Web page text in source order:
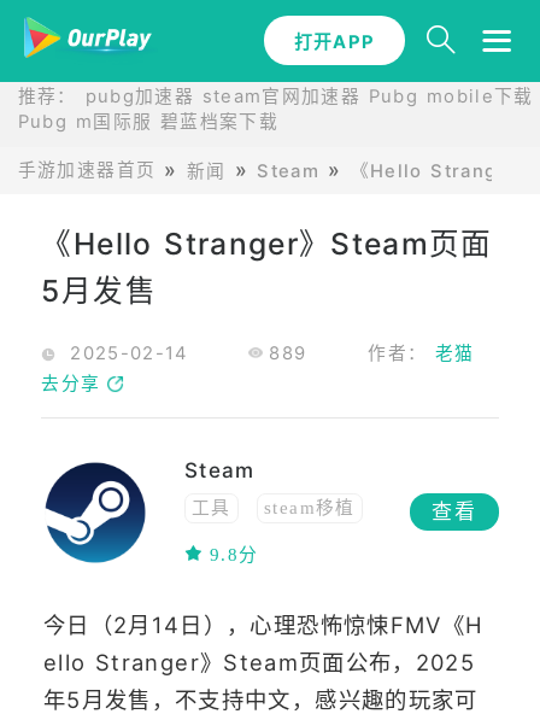
打开APP
推荐： pubg加速器 steam官网加速器 Pubg mobile下载
Pubg m国际服 碧蓝档案下载
手游加速器首页 新闻 Steam 《Hello Stranger
《Hello Stranger》Steam页面
5月发售
2025-02-14 889 作者：老猫
去分享
Steam
工具
steam移植
9.8分
查看
今日（2月14日），心理恐怖惊悚FMV《H
ello Stranger》Steam页面公布，2025
年5月发售，不支持中文，感兴趣的玩家可